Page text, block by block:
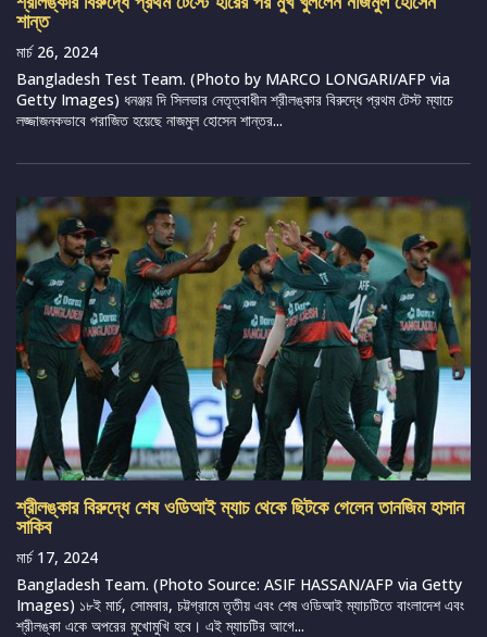
শান্ত
মার্চ 26, 2024
Bangladesh Test Team. (Photo by MARCO LONGARI/AFP via
Getty Images) ধনঞ্জয় দি সিলভার নেতৃত্বাধীন শ্রীলঙ্কার বিরুদ্ধে প্রথম টেস্ট ম্যাচে
লজ্জাজনকভাবে পরাজিত হয়েছে নাজমুল হোসেন শান্তর...
শ্রীলঙ্কার বিরুদ্ধে শেষ ওডিআই ম্যাচ থেকে ছিটকে গেলেন তানজিম হাসান
সাকিব
মার্চ 17, 2024
Bangladesh Team. (Photo Source: ASIF HASSAN/AFP via Getty
Images) ১৮ই মার্চ, সোমবার, চট্টগ্রামে তৃতীয় এবং শেষ ওডিআই ম্যাচটিতে বাংলাদেশ এবং
শ্রীলঙ্কা একে অপরের মুখোমুখি হবে। এই ম্যাচটির আগে...